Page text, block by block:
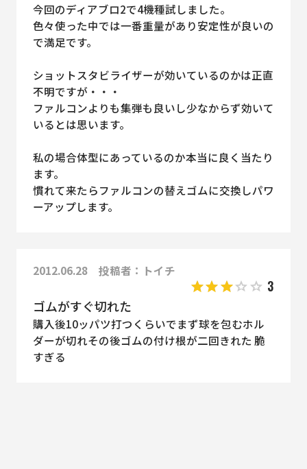
今回のディアブロ2で4機種試しました。
色々使った中では一番重量があり安定性が良いの
で満足です。
ショットスタビライザーが効いているのかは正直
不明ですが・・・
ファルコンよりも集弾も良いし少なからず効いて
いるとは思います。
私の場合体型にあっているのか本当に良く当たり
ます。
慣れて来たらファルコンの替えゴムに交換しパワ
ーアップします。
2012.06.28 投稿者：トイチ
3
ゴムがすぐ切れた
購入後10ッパツ打つくらいでまず球を包むホル
ダーが切れその後ゴムの付け根が二回きれた 脆
すぎる